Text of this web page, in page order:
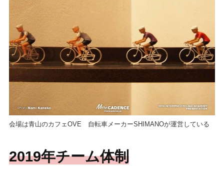
会場は青山のカフェOVE 自転車メーカーSHIMANOが運営している
2019年チーム体制